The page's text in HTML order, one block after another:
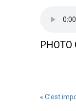
PHOTO
« C’est